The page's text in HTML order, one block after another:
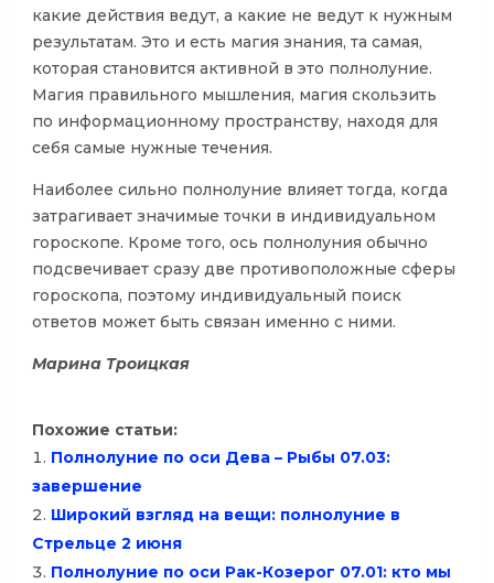
какие действия ведут, а какие не ведут к нужным
результатам. Это и есть магия знания, та самая,
которая становится активной в это полнолуние.
Магия правильного мышления, магия скользить
по информационному пространству, находя для
себя самые нужные течения.
Наиболее сильно полнолуние влияет тогда, когда
затрагивает значимые точки в индивидуальном
гороскопе. Кроме того, ось полнолуния обычно
подсвечивает сразу две противоположные сферы
гороскопа, поэтому индивидуальный поиск
ответов может быть связан именно с ними.
Марина Троицкая
Похожие статьи:
Полнолуние по оси Дева – Рыбы 07.03:
завершение
Широкий взгляд на вещи: полнолуние в
Стрельце 2 июня
Полнолуние по оси Рак-Козерог 07.01: кто мы